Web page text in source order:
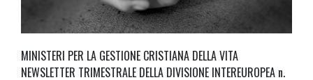
MINISTERI PER LA GESTIONE CRISTIANA DELLA VITA
NEWSLETTER TRIMESTRALE DELLA DIVISIONE INTEREUROPEA n.